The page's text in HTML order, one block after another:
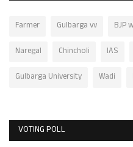
Farmer Gulbarga vv BJP
Naregal
Chincholi IAS
Gulbarga University
Wadi
VOTING POLL